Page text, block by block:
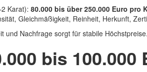
Karat): 80.000 bis über 250.000 Euro pro
Gleichmäßigkeit, Reinheit, Herkunft,
und Nachfrage sorgt für stabile Höchstpreise.
bis